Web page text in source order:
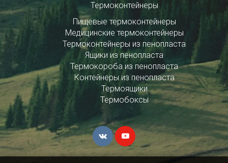
Термоконтейнеры
Пищевые термоконтейнеры
Медицинские термоконтейнеры
Термоконтейнеры из пенопласта
Ящики из пенопласта
Термокороба из пенопласта
Контейнеры из пенопласта
Термоящики
Термобоксы